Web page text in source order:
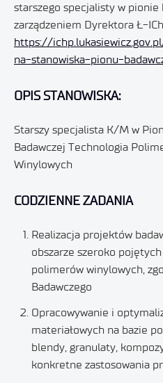
starszego specjalisty w pionie
zarządzeniem Dyrektora Ł-
https://
na-stanowiska-pionu-
OPIS STANOWISKA:
Starszy specjalista K/M w
Badawczej Technologia
Winylowych
CODZIENNE ZADANIA
Realizacja projektów
obszarze szeroko
polimerów winylowych,
Badawczego
Opracowywanie i
materiałowych na bazie
blendy, granulaty,
konkretne zastosowania